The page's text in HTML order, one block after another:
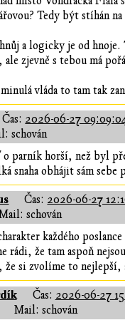
Tedy být stíhán na
a logicky je od
ale zjevně s tebou má
vláda to tam tak
Čas: 2026-06-27
schován
o parník horší, než byl
snaha obhájit sám
Čas: 2026-06-27
schován
každého
rádi, že tam aspoň
si zvolíme to nejlepší,
Čas: 2026-06-27
Mail: schován